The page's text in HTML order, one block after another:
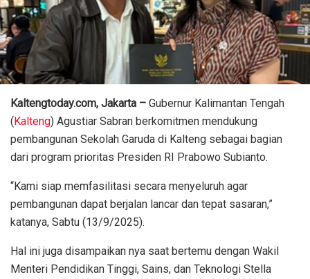
Kaltengtoday.com, Jakarta – Gubernur Kalimantan Tengah
(Kalteng) Agustiar Sabran berkomitmen mendukung
pembangunan Sekolah Garuda di Kalteng sebagai bagian
dari program prioritas Presiden RI Prabowo Subianto.
“Kami siap memfasilitasi secara menyeluruh agar
pembangunan dapat berjalan lancar dan tepat sasaran,”
katanya, Sabtu (13/9/2025).
Hal ini juga disampaikan nya saat bertemu dengan Wakil
Menteri Pendidikan Tinggi, Sains, dan Teknologi Stella